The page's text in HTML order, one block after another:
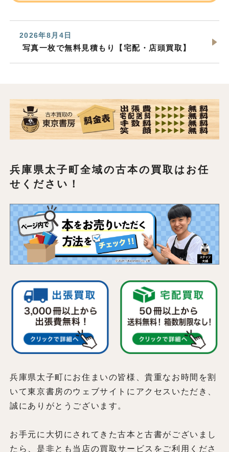
2026年8月4日
写真一枚で無料見積もり【宅配・店頭買取】
兵庫県太子町全域の古本の買取はお任
せください！
兵庫県太子町にお住まいの皆様、貴重なお時間を割
いて東京書房のウェブサイトにアクセスいただき、
誠にありがとうございます。
お手元に大切にされてきた古本と古書がございまし
たら、是非とも当店の買取サービスをご利用くださ